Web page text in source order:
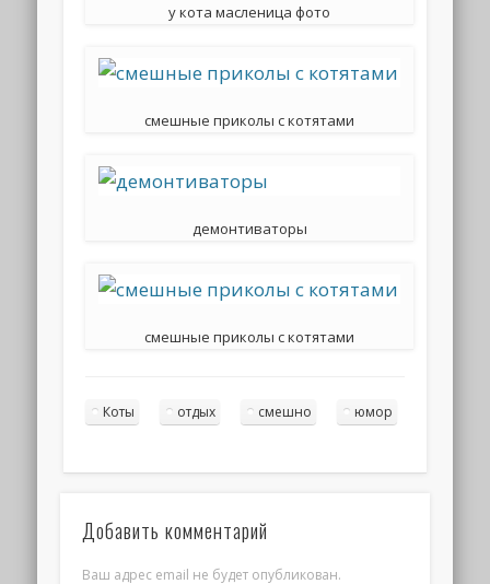
у кота масленица фото
смешные приколы с котятами
демонтиваторы
смешные приколы с котятами
Коты отдых смешно юмор
Добавить комментарий
Ваш адрес email не будет опубликован.